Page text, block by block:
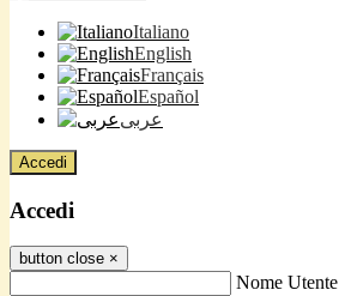
Italiano
English
Français
Español
عربى
Accedi
Accedi
button close ×
Nome Utente